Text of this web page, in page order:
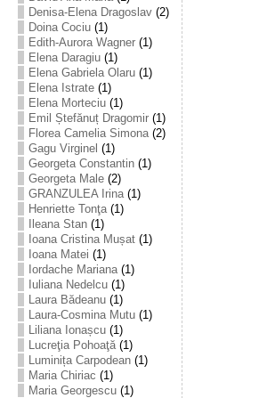
Denisa-Elena Dragoslav(2)
Doina Cociu(1)
Edith-Aurora Wagner(1)
Elena Daragiu(1)
Elena Gabriela Olaru(1)
Elena Istrate(1)
Elena Morteciu(1)
Emil Ștefănuț Dragomir(1)
Florea Camelia Simona(2)
Gagu Virginel (1)
Georgeta Constantin(1)
Georgeta Male(2)
GRANZULEA Irina(1)
Henriette Tonţa(1)
Ileana Stan(1)
Ioana Cristina Mușat(1)
Ioana Matei (1)
Iordache Mariana(1)
Iuliana Nedelcu(1)
Laura Bădeanu(1)
Laura-Cosmina Mutu(1)
Liliana Ionașcu(1)
Lucreţia Pohoaţă(1)
Luminița Carpodean(1)
Maria Chiriac (1)
Maria Georgescu(1)